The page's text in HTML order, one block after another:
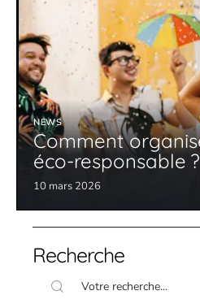
NEWS
Comment
éco-responsable ?
10 mars 2026
Recherche